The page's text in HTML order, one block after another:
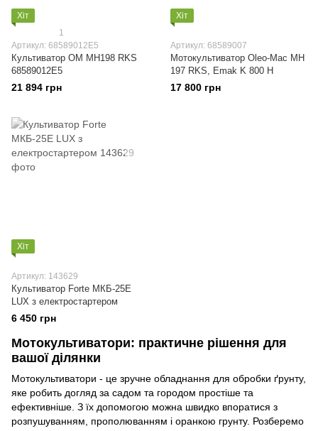
Хіт
1
Артикул: 68589012E5
Культиватор OM MH198 RKS
68589012E5
21 894 грн
Хіт
Артикул: 68589007
Мотокультиватор Oleo-Mac MH
197 RKS, Emak K 800 H
17 800 грн
Хіт
Артикул: 143629
Культиватор Forte МКБ-25E
LUX з електростартером
6 450 грн
Мотокультиватори: практичне рішення для
вашої ділянки
Мотокультиватори - це зручне обладнання для обробки ґрунту,
яке робить догляд за садом та городом простіше та
ефективніше. З їх допомогою можна швидко впоратися з
розпушуванням, прополюванням і оранкою грунту. Розберемо